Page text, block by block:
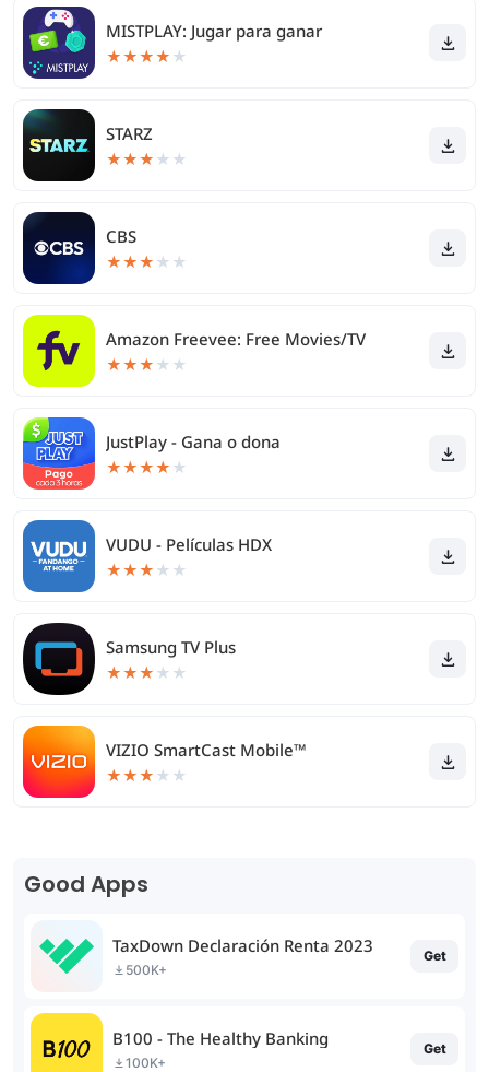
MISTPLAY: Jugar para ganar
★★★★ ★
STARZ
★★★ ★ ★
CBS
★★★ ★ ★
Amazon Freevee: Free Movies/TV
★★★ ★ ★
JustPlay - Gana o dona
★★★★ ★
VUDU - Películas HDX
★★★ ★ ★
Samsung TV Plus
★★★ ★ ★
VIZIO SmartCast Mobile™
★★★ ★ ★
Good Apps
TaxDown Declaración Renta 2023
500K+
Get
B100 - The Healthy Banking
100K+
Get